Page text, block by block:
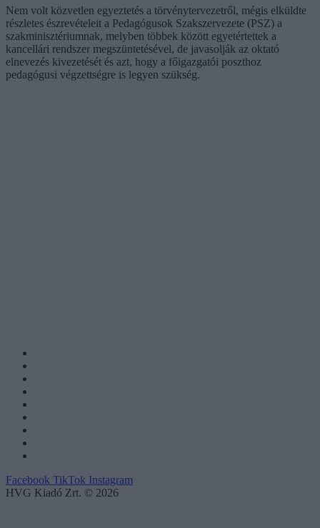
Nem volt közvetlen egyeztetés a törvénytervezetről, mégis elküldte
részletes észrevételeit a Pedagógusok Szakszervezete (PSZ) a
szakminisztériumnak, melyben többek között egyetértettek a
kancellári rendszer megszüntetésével, de javasolják az oktató
elnevezés kivezetését és azt, hogy a főigazgatói poszthoz
pedagógusi végzettségre is legyen szükség.
Facebook TikTok Instagram
HVG Kiadó Zrt. © 2026